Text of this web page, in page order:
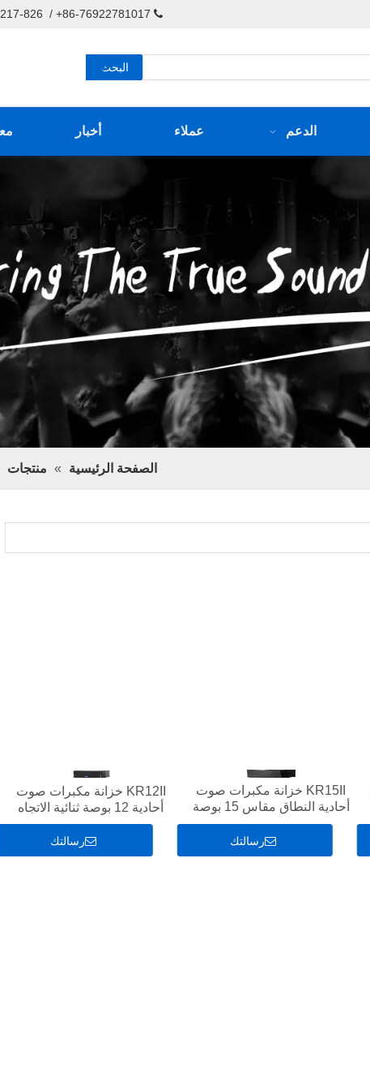

البحث
الدعم عملاء أخبار
الصفحة الرئيسية » منتجات
KR15II خزانة مكبرات صوت
أحادية النطاق مقاس 15 بوصة
ثنائية الاتجاه مصممة لغرف
KTVرسالتك
KR12II خزانة مكبرات صوت
أحادية 12 بوصة ثنائية الاتجاه
مصممة لغرف KTV
رسالتك